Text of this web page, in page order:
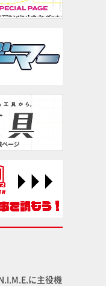
料
に主役機